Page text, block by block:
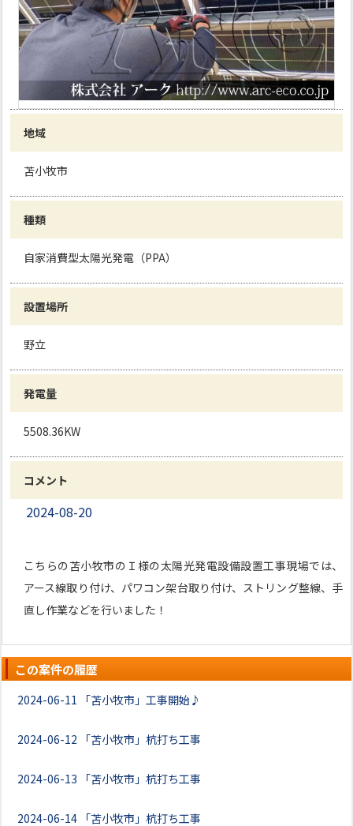
地域
苫小牧市
種類
自家消費型太陽光発電（PPA）
設置場所
野立
発電量
5508.36KW
コメント
2024-08-20
こちらの苫小牧市のＩ様の太陽光発電設備設置工事現場では、
アース線取り付け、パワコン架台取り付け、ストリング整線、手
直し作業などを行いました！
この案件の履歴
2024-06-11 「苫小牧市」工事開始♪
2024-06-12 「苫小牧市」杭打ち工事
2024-06-13 「苫小牧市」杭打ち工事
2024-06-14 「苫小牧市」杭打ち工事